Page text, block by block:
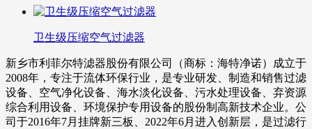
卫生级压缩空气过滤器
新乡市利菲尔特滤器股份有限公司（商标：海特净诺）成立于
2008年，专注于流体环保行业，是专业研发、制造和销售过滤
设备、空气净化设备、海水淡化设备、污水处理设备、弃资源
综合利用设备、环境保护专用设备的股份制高新技术企业。公
司于2016年7月挂牌新三板、2022年6月进入创新层，是过滤行